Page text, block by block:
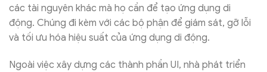
các tài nguyên khác mà họ cần để tạo ứng dụng di
động. Chúng đi kèm với các bộ phận để giám sát, gỡ lỗi
và tối ưu hóa hiệu suất của ứng dụng di động.
Ngoài việc xây dựng các thành phần UI, nhà phát triển